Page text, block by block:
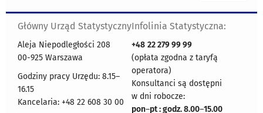
Główny Urząd Statystyczny
Aleja Niepodległości 208
00-925 Warszawa
Godziny pracy Urzędu: 8.15–
16.15
Kancelaria: +48 22 608 30 00
Infolinia Statystyczna:
+48 22 279 99 99
(opłata zgodna z taryfą
operatora)
Konsultanci są dostępni
w dni robocze:
pon–pt : godz. 8.00–15.00